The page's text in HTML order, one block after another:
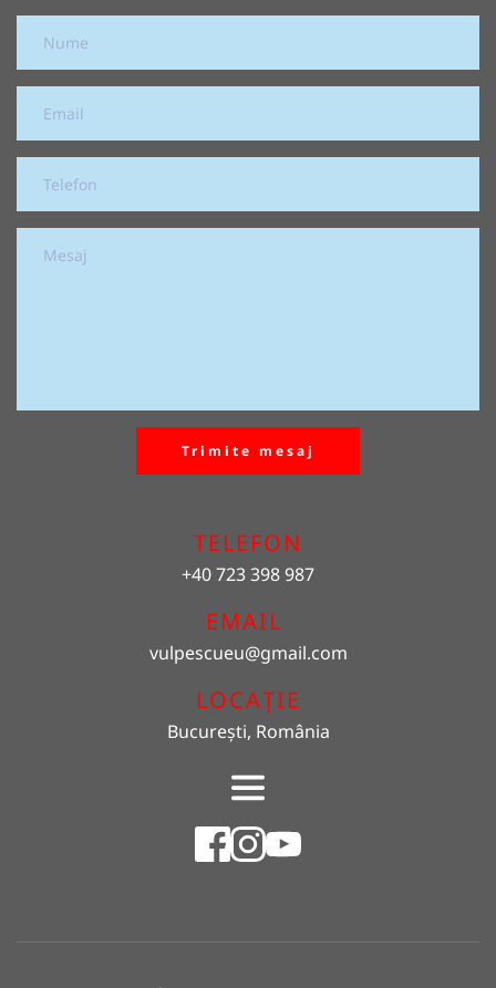
Trimite mesaj
TELEFON
+40 723 398 987
EMAIL
vulpescueu@gmail.com
LOCAȚIE
București, România